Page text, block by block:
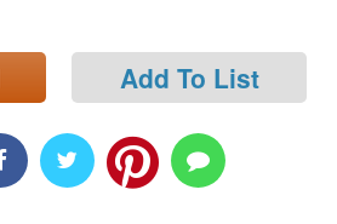
Add To List